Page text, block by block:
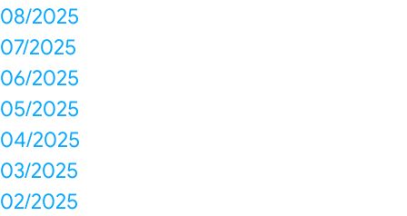
08/2025
07/2025
06/2025
05/2025
04/2025
03/2025
02/2025